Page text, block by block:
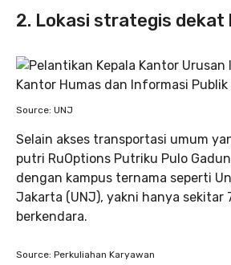
2. Lokasi strategis dekat
Source: UNJ
Selain akses transportasi umum
putri RuOptions Putriku Pulo
dengan kampus ternama seperti
Jakarta (UNJ), yakni hanya sekitar
berkendara.
Source: Perkuliahan Karyawan